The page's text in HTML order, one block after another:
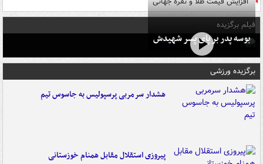
فیلم برگزیده
بوسه‌ پدر بر پای پسر شهیدش
برگزیده ورزشی
هشدار سرمربی پرسپولیس به جاسوس تیم
پیروزی استقلال مقابل همنام خوزستانی